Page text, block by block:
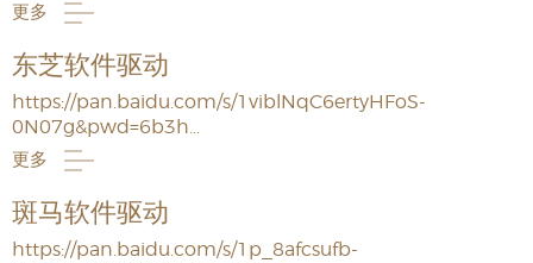
更多
东芝软件驱动
https://pan.baidu.com/s/1viblNqC6ertyHFoS-
0N07g&pwd=6b3h...
更多
斑马软件驱动
https://pan.baidu.com/s/1p_8afcsufb-